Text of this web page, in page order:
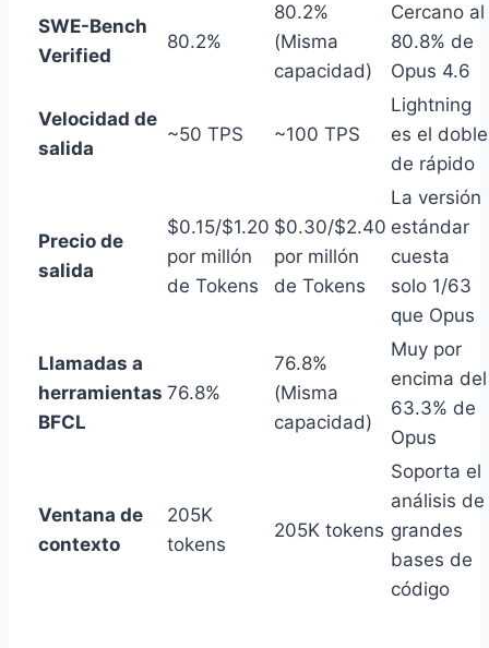
SWE-Bench
Verified
80.2%
80.2%
(Misma
capacidad)
Cercano al
80.8% de
Opus 4.6
Velocidad de
salida
~50 TPS ~100 TPS
Lightning
es el doble
de rápido
Precio de
salida
$0.15/$1.20
por millón
de Tokens
$0.30/$2.40
por millón
de Tokens
La versión
estándar
cuesta
solo 1/63
que Opus
Llamadas a
herramientas
BFCL
76.8%
76.8%
(Misma
capacidad)
Muy por
encima del
63.3% de
Opus
Ventana de
contexto
205K
tokens
205K tokens
Soporta el
análisis de
grandes
bases de
código